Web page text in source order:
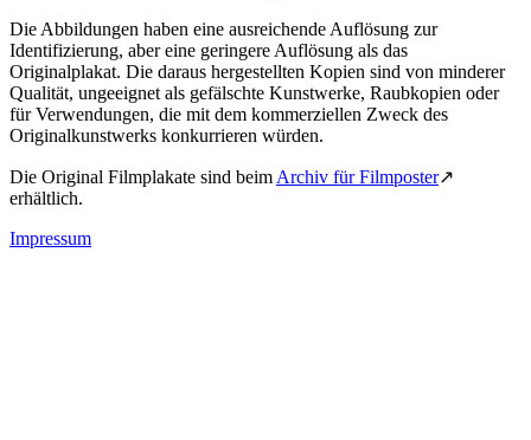
Die Abbildungen haben eine ausreichende Auflösung zur
Identifizierung, aber eine geringere Auflösung als das
Originalplakat. Die daraus hergestellten Kopien sind von minderer
Qualität, ungeeignet als gefälschte Kunstwerke, Raubkopien oder
für Verwendungen, die mit dem kommerziellen Zweck des
Originalkunstwerks konkurrieren würden.
Die Original Filmplakate sind beim Archiv für Filmposter↗
erhältlich.
Impressum